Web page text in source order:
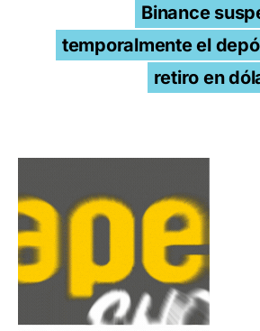
Binance
temporalmente el
retiro en